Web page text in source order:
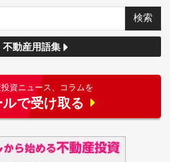
不動産用語集
資ニュース、コラムを
ルで受け取る